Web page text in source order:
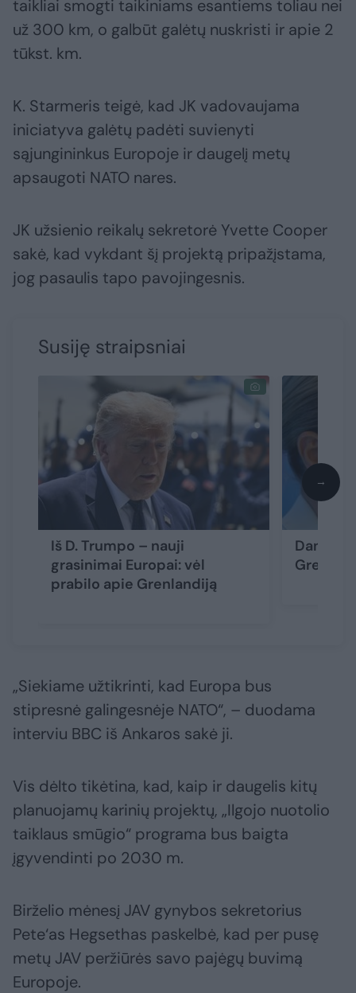
taikliai smogti taikiniams esantiems toliau nei
už 300 km, o galbūt galėtų nuskristi ir apie 2
tūkst. km.
K. Starmeris teigė, kad JK vadovaujama
iniciatyva galėtų padėti suvienyti
sąjungininkus Europoje ir daugelį metų
apsaugoti NATO nares.
JK užsienio reikalų sekretorė Yvette Cooper
sakė, kad vykdant šį projektą pripažįstama,
jog pasaulis tapo pavojingesnis.
Susiję straipsniai
Iš D. Trumpo – nauji
grasinimai Europai: vėl
prabilo apie Grenlandiją
Danijos
→
„Siekiame užtikrinti, kad Europa bus
stipresnė galingesnėje NATO“, – duodama
interviu BBC iš Ankaros sakė ji.
Vis dėlto tikėtina, kad, kaip ir daugelis kitų
planuojamų karinių projektų, „Ilgojo nuotolio
taiklaus smūgio“ programa bus baigta
įgyvendinti po 2030 m.
Birželio mėnesį JAV gynybos sekretorius
Pete‘as Hegsethas paskelbė, kad per pusę
metų JAV peržiūrės savo pajėgų buvimą
Europoje.